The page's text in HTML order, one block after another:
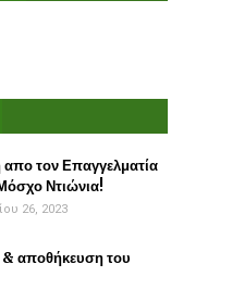
τον Επαγγελματία
Ντιώνια!
26, 2023
& αποθήκευση του